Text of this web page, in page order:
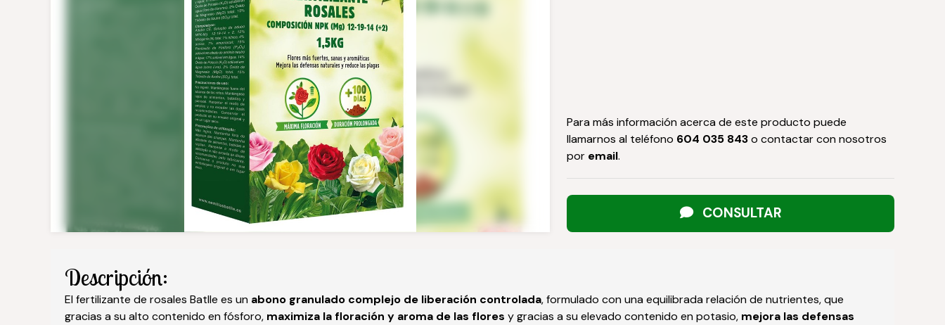
Para más información acerca de este producto puede
llamarnos al teléfono 604 035 843o contactar con nosotros
por email.
CONSULTAR
Descripción:
El fertilizante de rosales Batlle es un abono granulado complejo de liberación controlada, formulado con una equilibrada relación de nutrientes, que
gracias a su alto contenido en fósforo, maximiza la floración y aroma de las flores y gracias a su elevado contenido en potasio, mejora las defensas